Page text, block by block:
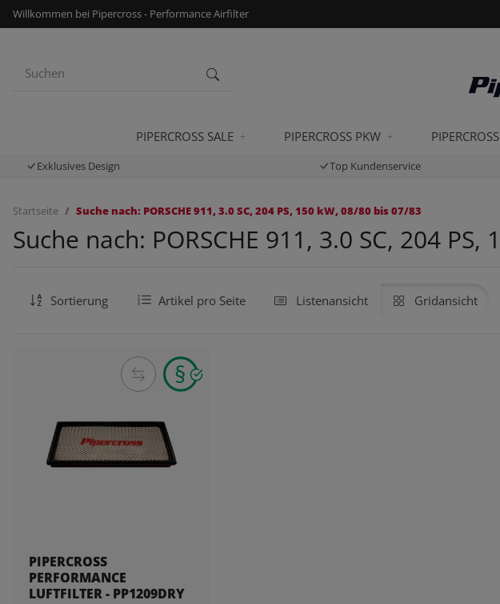
Willkommen bei Pipercross - Performance Airfilter
PIPERCROSS SALE PIPERCROSS PKW
Exklusives Design Top Kundenservice
Startseite Suche nach: PORSCHE 911, 3.0 SC, 204 PS, 150 kW, 08/80 bis 07/83
Suche nach: PORSCHE 911, 3.0 SC, 204
Sortierung Artikel pro Seite Listenansicht Gridansicht
PIPERCROSS
PERFORMANCE
LUFTFILTER - PP1209DRY